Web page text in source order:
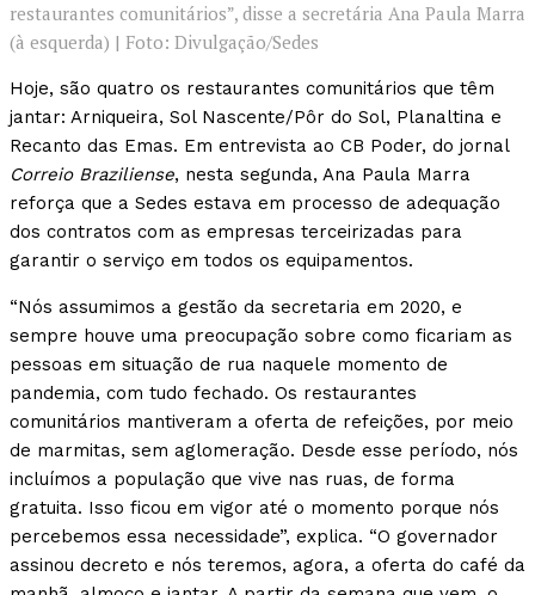
restaurantes comunitários”, disse a secretária Ana Paula Marra
(à esquerda) | Foto: Divulgação/Sedes
Hoje, são quatro os restaurantes comunitários que têm
jantar: Arniqueira, Sol Nascente/Pôr do Sol, Planaltina e
Recanto das Emas. Em entrevista ao CB Poder, do jornal
Correio Braziliense, nesta segunda, Ana Paula Marra
reforça que a Sedes estava em processo de adequação
dos contratos com as empresas terceirizadas para
garantir o serviço em todos os equipamentos.
“Nós assumimos a gestão da secretaria em 2020, e
sempre houve uma preocupação sobre como ficariam as
pessoas em situação de rua naquele momento de
pandemia, com tudo fechado. Os restaurantes
comunitários mantiveram a oferta de refeições, por meio
de marmitas, sem aglomeração. Desde esse período, nós
incluímos a população que vive nas ruas, de forma
gratuita. Isso ficou em vigor até o momento porque nós
percebemos essa necessidade”, explica. “O governador
assinou decreto e nós teremos, agora, a oferta do café da